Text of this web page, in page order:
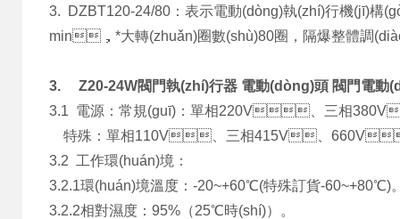
3. DZBT120-24/80：表示電動(dòng)執(zhí)行機(jī)構
min，*大轉(zhuǎn)圈數(shù)80圈，隔爆整體調(diào)
3. Z20-24W閥門執(zhí)行器 電動(dòng)頭 閥門電動
3.1 電源：常規(guī)：單相220V、三相
特殊：單相110V、三相415V、
3.2 工作環(huán)境：
3.2.1環(huán)境溫度：-20~+60℃(特殊訂貨-60~+80℃)
3.2.2相對濕度：95%（25℃時(shí)）。